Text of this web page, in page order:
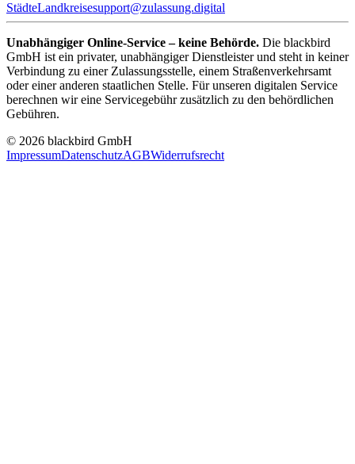
StädteLandkreisesupport@zulassung.digital
Unabhängiger Online-Service – keine Behörde. Die blackbird
GmbH ist ein privater, unabhängiger Dienstleister und steht in keiner
Verbindung zu einer Zulassungsstelle, einem Straßenverkehrsamt
oder einer anderen staatlichen Stelle. Für unseren digitalen Service
berechnen wir eine Servicegebühr zusätzlich zu den behördlichen
Gebühren.
© 2026 blackbird GmbH
ImpressumDatenschutzAGBWiderrufsrecht